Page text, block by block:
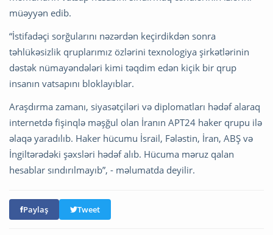
müəyyən edib.
“İstifadəçi sorğularını nəzərdən keçirdikdən sonra
təhlükəsizlik qruplarımız özlərini texnologiya şirkətlərinin
dəstək nümayəndələri kimi təqdim edən kiçik bir qrup
insanın vatsapını bloklayıblar.
Araşdırma zamanı, siyasətçiləri və diplomatları hədəf alaraq
internetdə fişinqlə məşğul olan İranın APT24 haker qrupu ilə
əlaqə yaradılıb. Haker hücumu İsrail, Fələstin, İran, ABŞ və
İngiltərədəki şəxsləri hədəf alıb. Hücuma məruz qalan
hesablar sındırılmayıb”, - məlumatda deyilir.
Paylaş Tweet